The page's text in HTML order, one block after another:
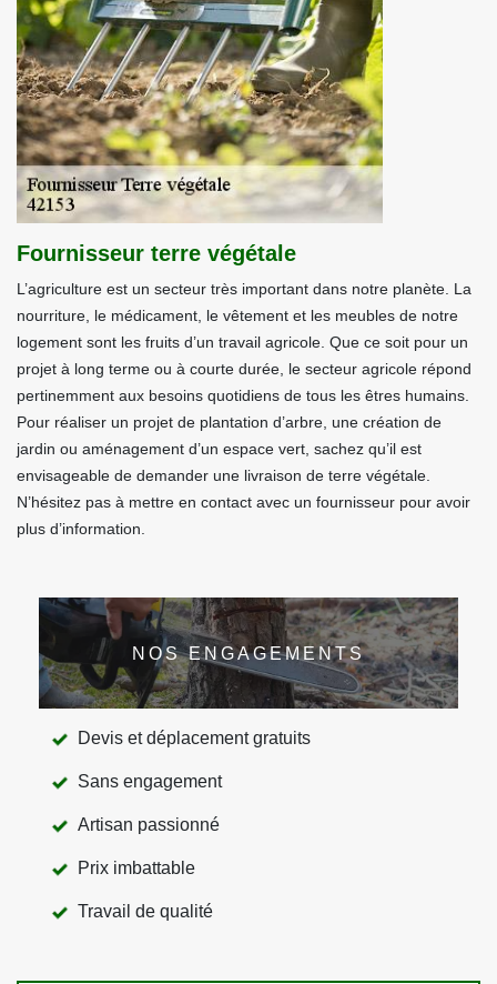
Fournisseur terre végétale
L’agriculture est un secteur très important dans notre planète. La
nourriture, le médicament, le vêtement et les meubles de notre
logement sont les fruits d’un travail agricole. Que ce soit pour un
projet à long terme ou à courte durée, le secteur agricole répond
pertinemment aux besoins quotidiens de tous les êtres humains.
Pour réaliser un projet de plantation d’arbre, une création de
jardin ou aménagement d’un espace vert, sachez qu’il est
envisageable de demander une livraison de terre végétale.
N’hésitez pas à mettre en contact avec un fournisseur pour avoir
plus d’information.
NOS ENGAGEMENTS
Devis et déplacement gratuits
Sans engagement
Artisan passionné
Prix imbattable
Travail de qualité